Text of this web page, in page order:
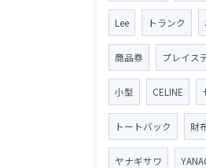
Lee トランク
商品券 プレイス
小型 CELINE
トートバック 財
ヤナギサワ